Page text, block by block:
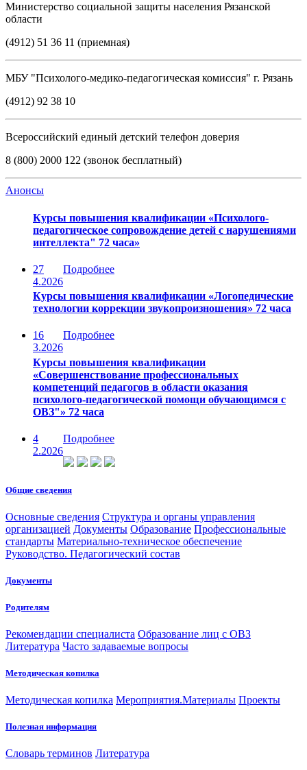
Министерство социальной защиты населения Рязанской
области
(4912) 51 36 11 (приемная)
МБУ "Психолого-медико-педагогическая комиссия" г. Рязань
(4912) 92 38 10
Всероссийский единый детский телефон доверия
8 (800) 2000 122 (звонок бесплатный)
Анонсы
Курсы повышения квалификации «Психолого-
педагогическое сопровождение детей с нарушениями
интеллекта" 72 часа»
27
4.2026
Подробнее
Курсы повышения квалификации «Логопедические
технологии коррекции звукопроизношения» 72 часа
16
3.2026
Подробнее
Курсы повышения квалификации
«Совершенствование профессиональных
компетенций педагогов в области оказания
психолого-педагогической помощи обучающимся с
ОВЗ"» 72 часа
4
2.2026
Подробнее
Общие сведения
Основные сведения Структура и органы управления
организацией Документы Образование Профессиональные
стандарты Материально-техническое обеспечение
Руководство. Педагогический состав
Документы
Родителям
Рекомендации специалиста Образование лиц с ОВЗ
Литература Часто задаваемые вопросы
Методическая копилка
Методическая копилка Мероприятия.Материалы Проекты
Полезная информация
Словарь терминов Литература